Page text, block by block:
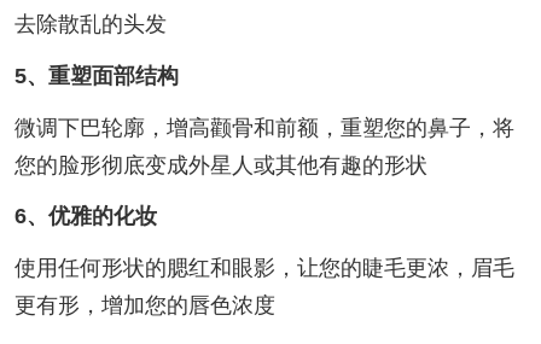
去除散乱的头发
5、重塑面部结构
微调下巴轮廓，增高颧骨和前额，重塑您的鼻子，将
您的脸形彻底变成外星人或其他有趣的形状
6、优雅的化妆
使用任何形状的腮红和眼影，让您的睫毛更浓，眉毛
更有形，增加您的唇色浓度